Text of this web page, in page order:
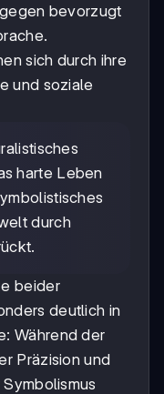
bevorzugt
sich durch ihre
und soziale
harte Leben
durch
beider
deutlich in
Während der
Präzision und